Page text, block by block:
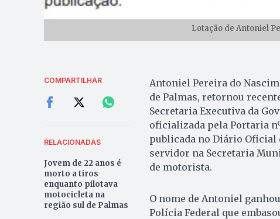
Lotação de Antoniel
COMPARTILHAR
RELACIONADAS
Jovem de 22 anos é
morto a tiros
enquanto pilotava
motocicleta na
região sul de Palmas
Antoniel Pereira do
de Palmas, retornou
Secretaria Executiva da
oficializada pela Portaria nº
publicada no Diário Oficial
servidor na Secretaria
de motorista.
O nome de Antoniel
Polícia Federal que